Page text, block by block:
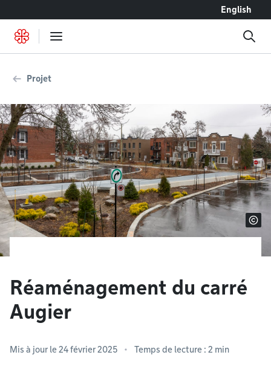
English
Projet
Réaménagement du carré
Augier
Mis à jour le 24 février 2025 Temps de lecture : 2 min